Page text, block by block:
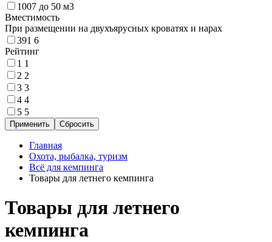
1007 до 50 м3
Вместимость
При размещении на двухъярусных кроватях и нарах
391 6
Рейтинг
1 1
2 2
3 3
4 4
5 5
Главная
Охота, рыбалка, туризм
Всё для кемпинга
Товары для летнего кемпинга
Товары для летнего
кемпинга